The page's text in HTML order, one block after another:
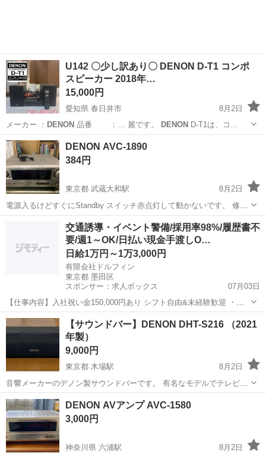
U142 〇少し訳あり〇 DENON D-T1 コンポ
スピーカー 2018年…
15,000円
愛知県 春日井市
8月2日
メーカー ： DENON 品番 ：… 麗です。 DENON D-T1は、コ…
愛知 春日井市 オーディオ
DENON AVC-1890
384円
東京都 武蔵大和駅
8月2日
電源入るけどすぐにStandby スイッチ赤点灯して動かないです。 修理
できる方、部品取り方どうぞ宜しくお願いします。
東大和市 武蔵大和駅 オーディオ
交通誘導・イベント警備/採用率98%/履歴書不
要/週1～OK/日払い現金手渡しO…
日給1万円～1万3,000円
有限会社ドルフィン
東京都 墨田区
スポンサー：求人ボックス
07月03日
【仕事内容】入社祝い金150,000円あり シフト自由&未経験歓迎
・直
行直帰OK ・一部車・自転車・バイク通勤OK ・週1～OK ・日払い・
週払いOK、現金手渡しも可能です! <仕事内容> 建築・土木工事現場
アルバイト・パート
【サウンドバー】DENON DHT-S216 （2021
年製）
9,000円
東京都 木場駅
8月2日
音響メーカーのデノン製サウンドバーです。 有名なモデルでテレビに
つないでいましたが、声も音も比較にならないくらい良くなりまし
た。テレビの音質アップや、リビングで音楽を楽しみたい方に最適で
す。上位モデルへの買い替えのための出品...
東京 江東区
DENON AVアンプ AVC-1580
3,000円
神奈川県 六浦駅
8月2日